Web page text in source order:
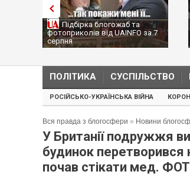
блогожаб та
від UAINFO за 7
Експослу в США
обрали запобіжний
ПОЛІТИКА СУСПІЛЬСТВО
РОСІЙСЬКО-УКРАЇНСЬКА ВІЙНА
Вся правда з блогосфери » Новини
У Британії подружжя
будинок перетворився
почав стікати мед.